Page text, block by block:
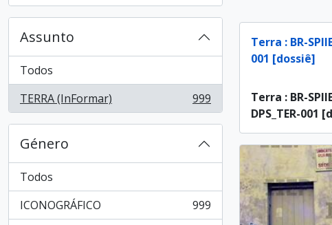
Assunto
Todos
TERRA (InFormar)
, 999 resultados 999
Género
Todos
ICONOGRÁFICO
, 999 resultados
999
Terra : BR-
001 [dossiê]
Terra : BR-
DPS_TER-001